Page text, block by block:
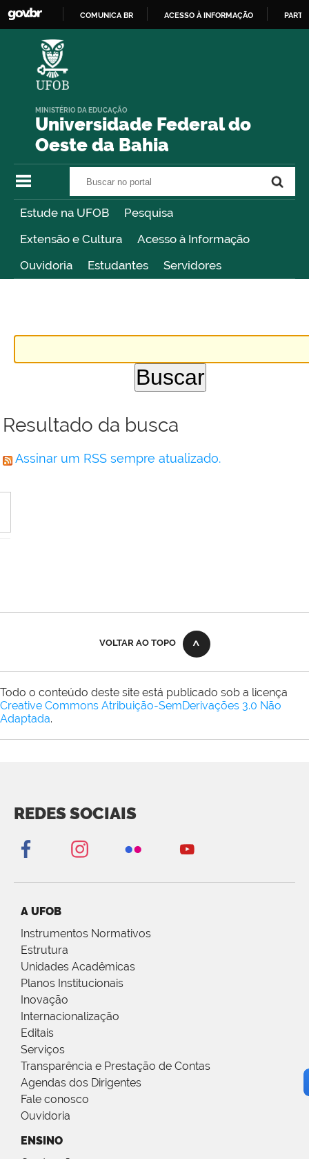
COMUNICA BR ACESSO À INFORMAÇÃO
Universidade Federal do
Oeste da Bahia
MINISTÉRIO DA EDUCAÇÃO
Estude na UFOB
Pesquisa
Extensão e Cultura
Acesso à Informação
Ouvidoria
Estudantes Servidores
Resultado da busca
Assinar um RSS sempre atualizado.
VOLTAR AO TOPO
Todo o conteúdo deste site está publicado sob a licença
Creative Commons Atribuição-SemDerivações 3.0 Não
Adaptada.
REDES SOCIAIS
A UFOB
Instrumentos Normativos
Estrutura
Unidades Acadêmicas
Planos Institucionais
Inovação
Internacionalização
Editais
Serviços
Transparência e Prestação de Contas
Agendas dos Dirigentes
Fale conosco
Ouvidoria
ENSINO